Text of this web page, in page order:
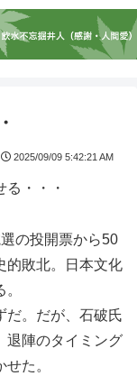
2025/09/09 5:42:21 AM
・・・
の投開票から50
的敗北。日本文化
だ。だが、石破氏
退陣のタイミング
た。